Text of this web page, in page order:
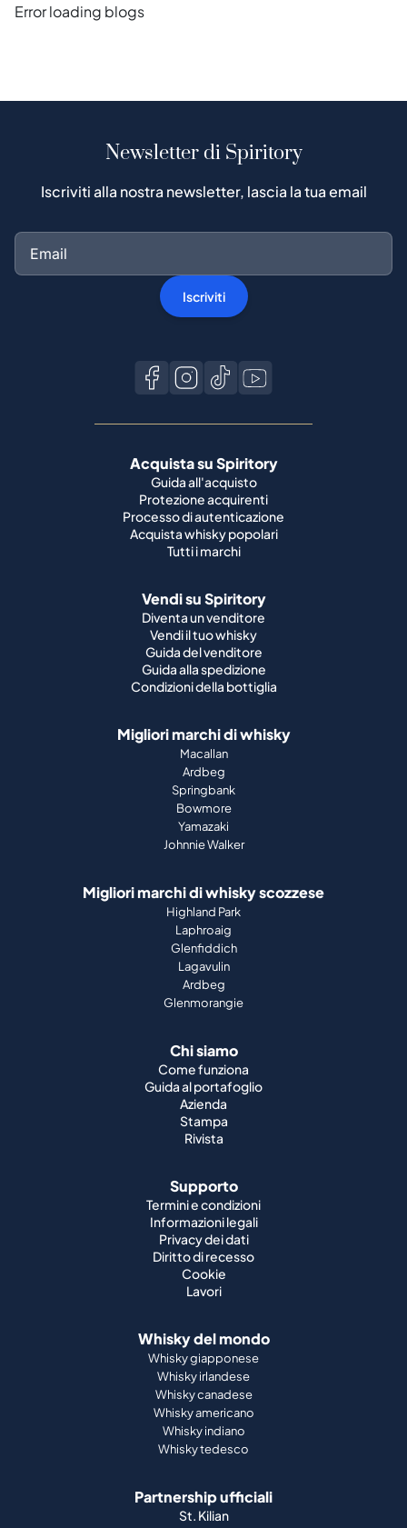
Error loading blogs
Newsletter di Spiritory
Iscriviti alla nostra newsletter, lascia la tua email
Iscriviti
Acquista su Spiritory
Guida all'acquisto
Protezione acquirenti
Processo di autenticazione
Acquista whisky popolari
Tutti i marchi
Vendi su Spiritory
Diventa un venditore
Vendi il tuo whisky
Guida del venditore
Guida alla spedizione
Condizioni della bottiglia
Migliori marchi di whisky
Macallan
Ardbeg
Springbank
Bowmore
Yamazaki
Johnnie Walker
Migliori marchi di whisky scozzese
Highland Park
Laphroaig
Glenfiddich
Lagavulin
Ardbeg
Glenmorangie
Chi siamo
Come funziona
Guida al portafoglio
Azienda
Stampa
Rivista
Supporto
Termini e condizioni
Informazioni legali
Privacy dei dati
Diritto di recesso
Cookie
Lavori
Whisky del mondo
Whisky giapponese
Whisky irlandese
Whisky canadese
Whisky americano
Whisky indiano
Whisky tedesco
Partnership ufficiali
St. Kilian